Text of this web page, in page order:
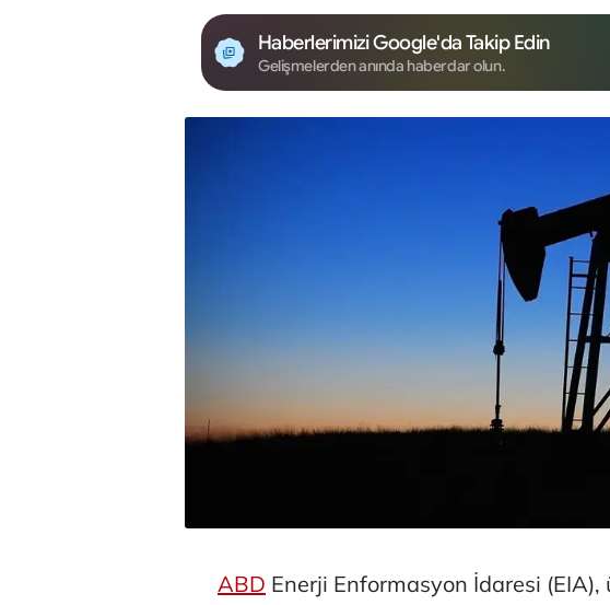
Haberlerimizi Google'da Takip Edin
Gelişmelerden anında haberdar olun.
ABD Enerji Enformasyon İdaresi (EIA),